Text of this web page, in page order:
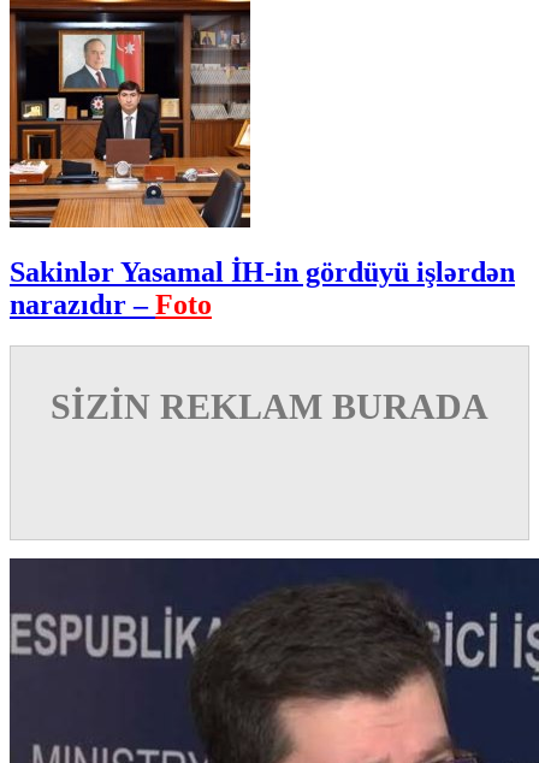
Sakinlər Yasamal İH-in gördüyü işlərdən
narazıdır –Foto
SİZİN REKLAM BURADA